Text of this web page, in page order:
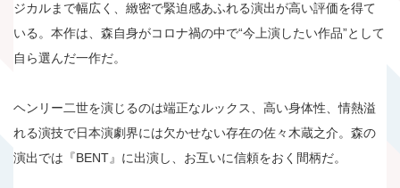
ジカルまで幅広く、緻密で緊迫感あふれる演出が高い評価を得て
いる。本作は、森自身がコロナ禍の中で“今上演したい作品”として
自ら選んだ一作だ。
ヘンリー二世を演じるのは端正なルックス、高い身体性、情熱溢
れる演技で日本演劇界には欠かせない存在の佐々木蔵之介。森の
演出では『BENT』に出演し、お互いに信頼をおく間柄だ。